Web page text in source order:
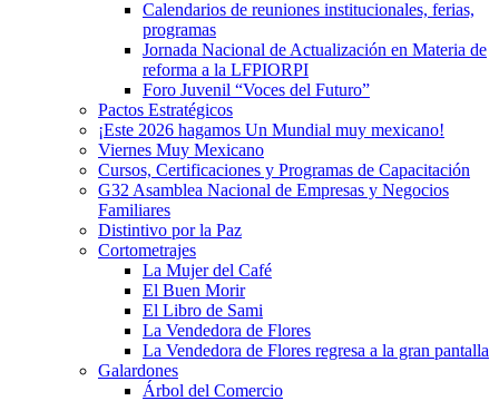
Calendarios de reuniones institucionales, ferias,
programas
Jornada Nacional de Actualización en Materia de
reforma a la LFPIORPI
Foro Juvenil “Voces del Futuro”
Pactos Estratégicos
¡Este 2026 hagamos Un Mundial muy mexicano!
Viernes Muy Mexicano
Cursos, Certificaciones y Programas de Capacitación
G32 Asamblea Nacional de Empresas y Negocios
Familiares
Distintivo por la Paz
Cortometrajes
La Mujer del Café
El Buen Morir
El Libro de Sami
La Vendedora de Flores
La Vendedora de Flores regresa a la gran pantalla
Galardones
Árbol del Comercio